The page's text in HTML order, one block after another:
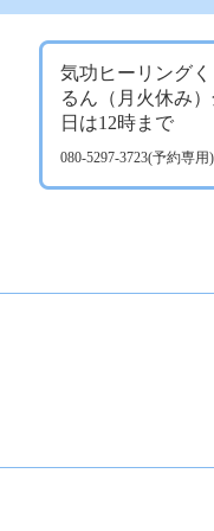
気功ヒーリングく
るん（月火休み
日は12時まで
080-5297-3723(予約専用)